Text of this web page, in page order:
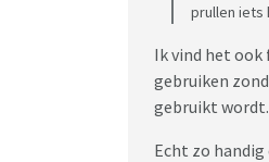
prullen iets
Ik vind het ook
gebruiken
gebruikt wordt.
Echt zo